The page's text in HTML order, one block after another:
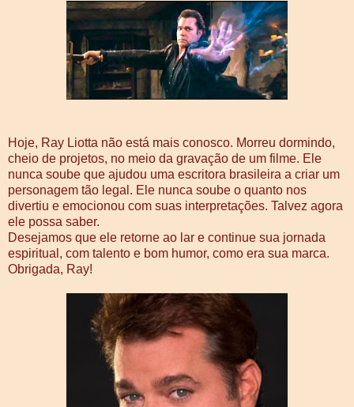
Hoje, Ray Liotta não está mais conosco. Morreu dormindo,
cheio de projetos, no meio da gravação de um filme. Ele
nunca soube que ajudou uma escritora brasileira a criar um
personagem tão legal. Ele nunca soube o quanto nos
divertiu e emocionou com suas interpretações. Talvez agora
ele possa saber.
Desejamos que ele retorne ao lar e continue sua jornada
espiritual, com talento e bom humor, como era sua marca.
Obrigada, Ray!